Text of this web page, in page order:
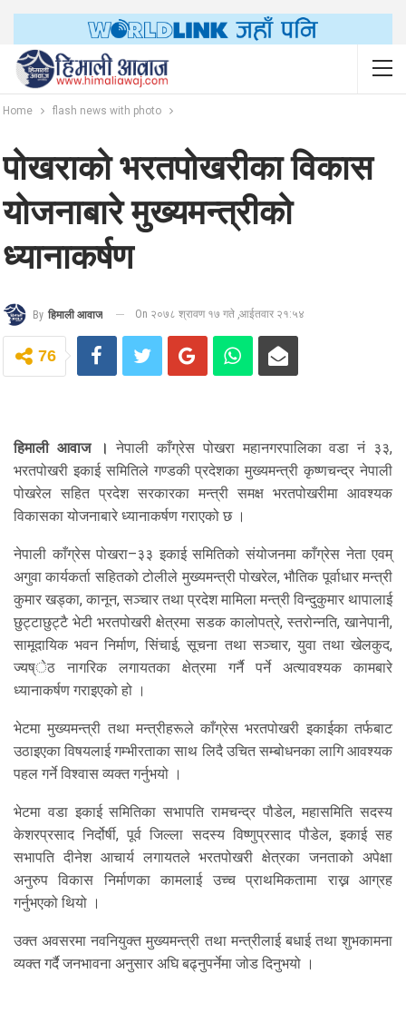
Home flash news with photo
पोखराको भरतपोखरीका विकास
योजनाबारे मुख्यमन्त्रीको
ध्यानाकर्षण
By हिमाली आवाज On २०७८ श्रावण १७ गते ,आईतवार २१:५४
76
हिमाली आवाज । नेपाली काँग्रेस पोखरा महानगरपालिका वडा नं ३३,
भरतपोखरी इकाई समितिले गण्डकी प्रदेशका मुख्यमन्त्री कृष्णचन्द्र नेपाली
पोखरेल सहित प्रदेश सरकारका मन्त्री समक्ष भरतपोखरीमा आवश्यक
विकासका योजनाबारे ध्यानाकर्षण गराएको छ ।
नेपाली काँग्रेस पोखरा–३३ इकाई समितिको संयोजनमा काँग्रेस नेता एवम्
अगुवा कार्यकर्ता सहितको टोलीले मुख्यमन्त्री पोखरेल, भौतिक पूर्वाधार मन्त्री
कुमार खड्का, कानून, सञ्चार तथा प्रदेश मामिला मन्त्री विन्दुकुमार थापालाई
छुट्टाछुट्टै भेटी भरतपोखरी क्षेत्रमा सडक कालोपत्रे, स्तरोन्नति, खानेपानी,
सामूदायिक भवन निर्माण, सिंचाई, सूचना तथा सञ्चार, युवा तथा खेलकुद,
ज्यष्ेठ नागरिक लगायतका क्षेत्रमा गर्नै पर्ने अत्यावश्यक कामबारे
ध्यानाकर्षण गराइएको हो ।
भेटमा मुख्यमन्त्री तथा मन्त्रीहरूले काँग्रेस भरतपोखरी इकाईका तर्फबाट
उठाइएका विषयलाई गम्भीरताका साथ लिदै उचित सम्बोधनका लागि आवश्यक
पहल गर्ने विश्वास व्यक्त गर्नुभयो ।
भेटमा वडा इकाई समितिका सभापति रामचन्द्र पौडेल, महासमिति सदस्य
केशरप्रसाद निर्दोर्षी, पूर्व जिल्ला सदस्य विष्णुप्रसाद पौडेल, इकाई सह
सभापति दीनेश आचार्य लगायतले भरतपोखरी क्षेत्रका जनताको अपेक्षा
अनुरुप विकास निर्माणका कामलाई उच्च प्राथमिकतामा राख्न आग्रह
गर्नुभएको थियो ।
उक्त अवसरमा नवनियुक्त मुख्यमन्त्री तथा मन्त्रीलाई बधाई तथा शुभकामना
व्यक्त गर्दै जनभावना अनुसार अघि बढ्नुपर्नेमा जोड दिनुभयो ।